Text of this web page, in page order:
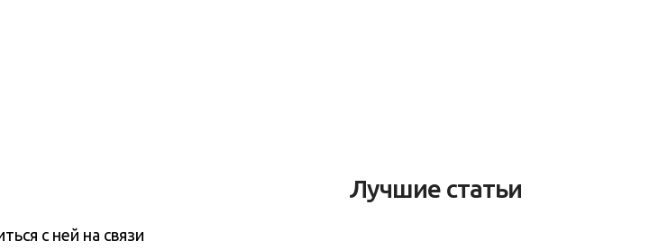
с ней на связи
Лучшие статьи